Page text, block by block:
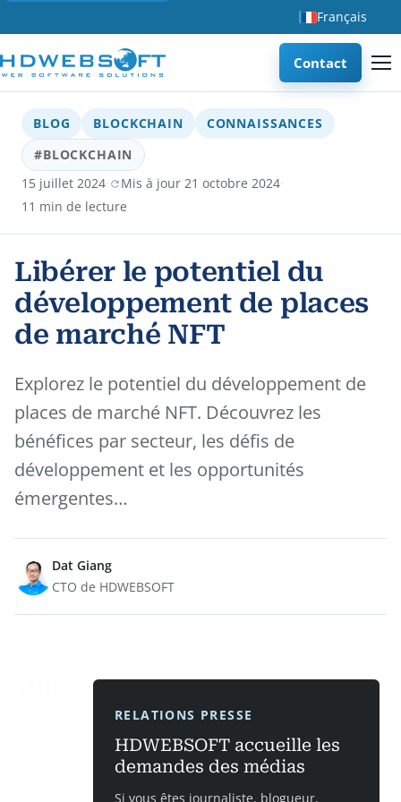
Français
Contact
BLOG BLOCKCHAIN
CONNAISSANCES
#BLOCKCHAIN
15 juillet 2024· Mis à jour 21 octobre 2024·
11 min de lecture
Libérer le potentiel du
développement de places
de marché NFT
Explorez le potentiel du développement de
places de marché NFT. Découvrez les
bénéfices par secteur, les défis de
développement et les opportunités
émergentes…
Dat Giang
CTO de HDWEBSOFT
RELATIONS PRESSE
HDWEBSOFT accueille les
demandes des médias
Si vous êtes journaliste, blogueur,